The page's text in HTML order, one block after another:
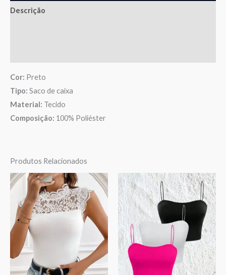
Descrição
Cor: Preto
Tipo: Saco de caixa
Material: Tecido
Composição: 100% Poliéster
Produtos Relacionados